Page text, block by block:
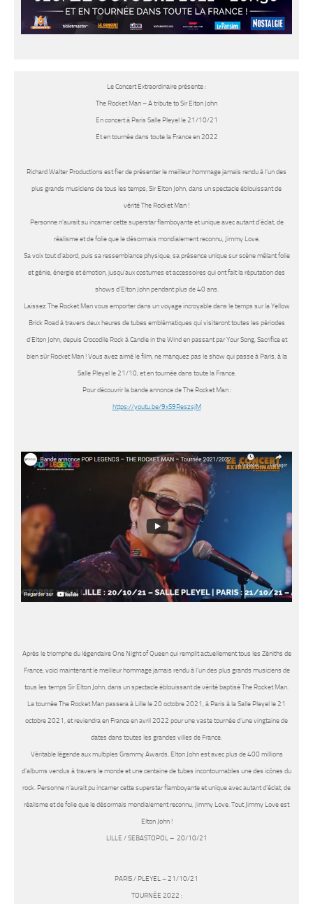
Le Concert Extraordinaire présente :
The Rocket Man – A tribute to Sir Elton John
En concert à Paris Salle Pleyel le 21/10/21
Et en tournée dans toute la France en 2022
Richard Walter Productions est fier de présenter le meilleur hommage jamais rendu à l’un des
plus grands musiciens de tous les temps,Sir Elton John, dans un spectacle éblouissant de
véritéThe Rocket Man !
Personne n’aurait su incarner cette superstar flamboyante et unique avec autant d’éclat, de
réalisme et de folie que le désormais mondialement reconnu, Jimmy Love.
Sa voix tout d’abord, puis sa ressemblance physique, sa présence unique sur scène mêlant folie
et génie, énergie et émotion, jusqu’aux costumes et accessoires qui ont fait la réputation des
shows d’Elton Johnpendant plus de 40 ans.
Laissez The Rocket Manvous emporter dans un voyage incroyable dans le temps sur la Yellow
Brick Road à travers deux heures de tubes emblématiques qui visiteront toutes les périodes
d’Elton John, depuis Crocodile Rock à Candle in the Wind en passant par Your Song, Sacrifice et
bien sûr Rocket Man ! Vous avez aimé le film, ne manquez pas le show qui passe à Paris, à la
Salle Pleyel le 21/10, et en tournée dans toute la France.
Pour découvrir la bande annonce de The Rocket Man :
https://youtu.be/9xS9ReszsjM
Après le triomphe du légendaire One Night of Queen qui remplit actuellement tous les Zéniths de
France, voici maintenant le meilleur hommage jamais rendu à l’un des plus grands musiciens de
tous les temps Sir Elton John, dans un spectacle éblouissant de vérité baptisé The Rocket Man.
La tournée The Rocket Man passera à Lille le 20 octobre 2021, à Paris à la Salle Pleyel le 21
octobre 2021, et reviendra en France en avril 2022 pour une vaste tournée d’une vingtaine de
dates dans toutes les grandes villes de France.
Véritable légende aux multiples Grammy Awards, Elton John est avec plus de 400 millions
d’albums vendus à travers le monde et une centaine de tubes incontournables une des icônes du
rock. Personne n’aurait pu incarner cette superstar flamboyante et unique avec autant d’éclat, de
réalisme et de folie que le désormais mondialement reconnu, Jimmy Love. Tout Jimmy Love est
Elton John !
LILLE / SEBASTOPOL – 20/10/21
PARIS / PLEYEL – 21/10/21
TOURNÉE 2022 :